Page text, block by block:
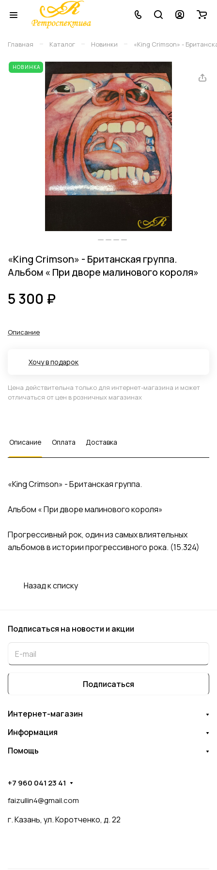
Главная – Каталог – Новинки – «King Crimson» -
НОВИНКА
«King Crimson» - Британская группа.
Альбом « При дворе малинового короля»
5 300 ₽
Описание
Хочу в подарок
Цена действительна только для интернет-магазина и может
отличаться от цен в розничных магазинах
Описание Оплата Доставка
«King Crimson» - Британская группа.
Альбом « При дворе малинового короля»
Прогрессивный рок, один из самых влиятельных
альбомов в истории прогрессивного рока. (15.324)
Назад к списку
Подписаться на новости и акции
Подписаться
Интернет-магазин
Информация
Помощь
+7 960 041 23 41
faizullin4@gmail.com
г. Казань, ул. Коротченко, д. 22